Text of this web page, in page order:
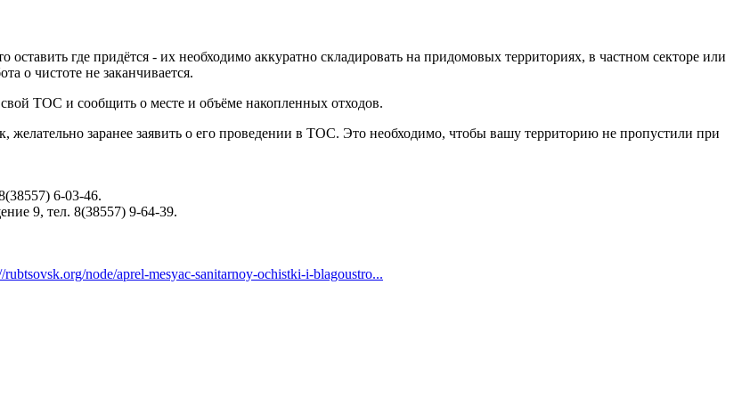
где придётся - их необходимо аккуратно складировать на придомовых территориях, в частном секторе или
о чистоте не заканчивается.
ТОС и сообщить о месте и объёме накопленных отходов.
желательно заранее заявить о его проведении в ТОС. Это необходимо, чтобы вашу территорию не пропустили при
6-03-46.
9, тел. 8(38557) 9-64-39.
rubtsovsk.org/node/aprel-mesyac-sanitarnoy-ochistki-i-blagoustro...